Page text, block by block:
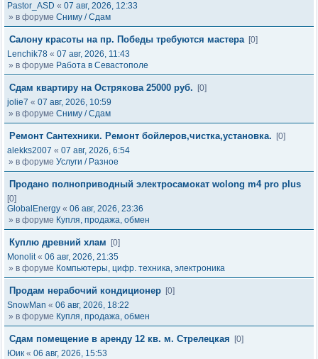
Pastor_ASD « 07 авг, 2026, 12:33
» в форуме Сниму / Сдам
Салону красоты на пр. Победы требуются мастера [0]
Lenchik78 « 07 авг, 2026, 11:43
» в форуме Работа в Севастополе
Сдам квартиру на Острякова 25000 руб.
[0]
jolie7 « 07 авг, 2026, 10:59
» в форуме Сниму / Сдам
Ремонт Сантехники. Ремонт бойлеров,чистка,установка.
[0]
alekks2007 « 07 авг, 2026, 6:54
» в форуме Услуги / Разное
Продано полноприводный электросамокат wolong m4 pro plus
[0]
GlobalEnergy « 06 авг, 2026, 23:36
» в форуме Купля, продажа, обмен
Куплю древний хлам
[0]
Monolit« 06 авг, 2026, 21:35
» в форуме Компьютеры, цифр. техника, электроника
Продам нерабочий кондиционер [0]
SnowMan « 06 авг, 2026, 18:22
» в форуме Купля, продажа, обмен
Сдам помещение в аренду 12 кв. м. Стрелецкая
[0]
Юик « 06 авг, 2026, 15:53